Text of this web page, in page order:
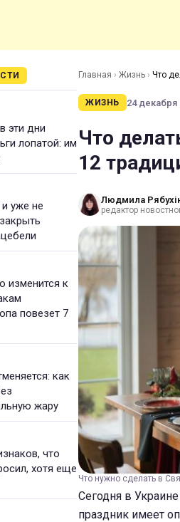
эти дни
лопатой: им
уже не
изменится к
повезет 7
как
жару
что
хотя еще
Главная › Жизнь › Что
ЖИЗНЬ 24 декабря
Что
12
Людмила
редактор
Что нужно сделать в
Сегодня в
праздник имеет